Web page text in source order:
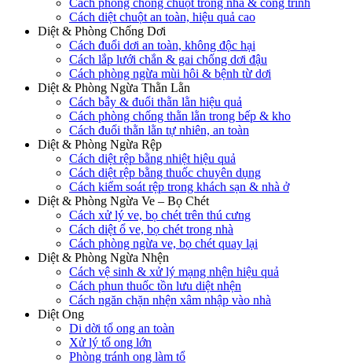
Cách diệt chuột an toàn, hiệu quả cao
Diệt & Phòng Chống Dơi
Cách đuổi dơi an toàn, không độc hại
Cách lắp lưới chắn & gai chống dơi đậu
Cách phòng ngừa mùi hôi & bệnh từ dơi
Diệt & Phòng Ngừa Thằn Lằn
Cách bẫy & đuổi thằn lằn hiệu quả
Cách phòng chống thằn lằn trong bếp & kho
Cách đuổi thằn lằn tự nhiên, an toàn
Diệt & Phòng Ngừa Rệp
Cách diệt rệp bằng nhiệt hiệu quả
Cách diệt rệp bằng thuốc chuyên dụng
Cách kiểm soát rệp trong khách sạn & nhà ở
Diệt & Phòng Ngừa Ve – Bọ Chét
Cách xử lý ve, bọ chét trên thú cưng
Cách diệt ổ ve, bọ chét trong nhà
Cách phòng ngừa ve, bọ chét quay lại
Diệt & Phòng Ngừa Nhện
Cách vệ sinh & xử lý mạng nhện hiệu quả
Cách phun thuốc tồn lưu diệt nhện
Cách ngăn chặn nhện xâm nhập vào nhà
Diệt Ong
Di dời tổ ong an toàn
Xử lý tổ ong lớn
Phòng tránh ong làm tổ